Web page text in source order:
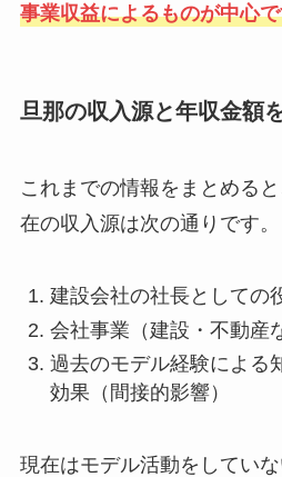
事業収益によるものが中心
旦那の収入源と年収金額
これまでの情報をまとめる
在の収入源は次の通りです。
建設会社の社長としての
会社事業（建設・不動産
過去のモデル経験による
効果（間接的影響）
現在はモデル活動をしてい